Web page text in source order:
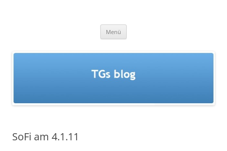
Menü
SoFi am 4.1.11